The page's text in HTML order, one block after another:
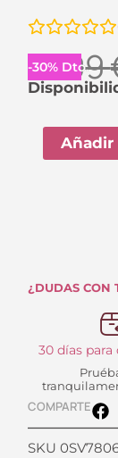
-30% Dto.
61.99
Bolso
Algodón
Añadir
¿DUDAS CON
30 días
COMPARTE
SKU